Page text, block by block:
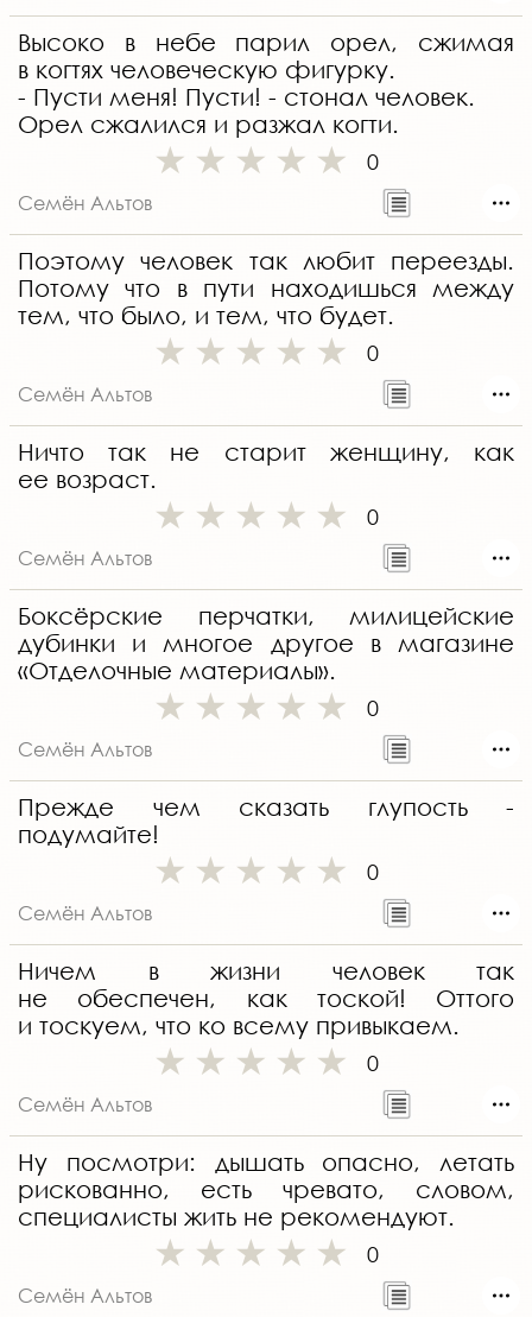
Высоко в небе парил орел, сжимая
в когтях человеческую фигурку.
- Пусти меня! Пусти! - стонал человек.
Орел сжалился и разжал когти.
0
Семён Альтов
Поэтому человек так любит переезды.
Потому что в пути находишься между
тем, что было, и тем, что будет.
0
Семён Альтов
Ничто так не старит женщину, как
ее возраст.
0
Семён Альтов
Боксёрские перчатки, милицейские
дубинки и многое другое в магазине
«Отделочные материалы».
0
Семён Альтов
Прежде чем сказать глупость -
подумайте!
0
Семён Альтов
Ничем в жизни человек так
не обеспечен, как тоской! Оттого
и тоскуем, что ко всему привыкаем.
0
Семён Альтов
Ну посмотри: дышать опасно, летать
рискованно, есть чревато, словом,
специалисты жить не рекомендуют.
0
Семён Альтов